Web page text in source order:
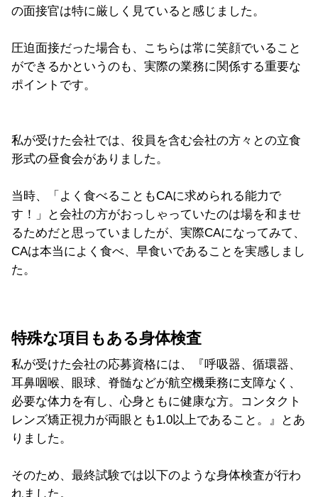
の面接官は特に厳しく見ていると感じました。
圧迫面接だった場合も、こちらは常に笑顔でいること
ができるかというのも、実際の業務に関係する重要な
ポイントです。
私が受けた会社では、役員を含む会社の方々との立食
形式の昼食会がありました。
当時、「よく食べることもCAに求められる能力で
す！」と会社の方がおっしゃっていたのは場を和ませ
るためだと思っていましたが、実際CAになってみて、
CAは本当によく食べ、早食いであることを実感しまし
た。
特殊な項目もある身体検査
私が受けた会社の応募資格には、『呼吸器、循環器、
耳鼻咽喉、眼球、脊髄などが航空機乗務に支障なく、
必要な体力を有し、心身ともに健康な方。コンタクト
レンズ矯正視力が両眼とも1.0以上であること。』とあ
りました。
そのため、最終試験では以下のような身体検査が行わ
れました。